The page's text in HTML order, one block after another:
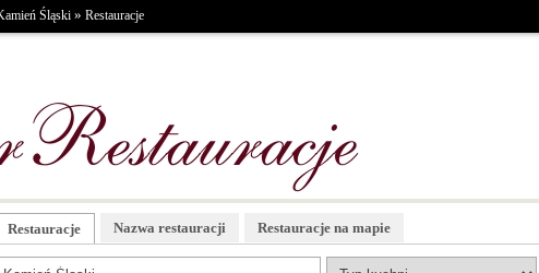
Śląski » Restauracje
Restauracje Nazwa restauracji Restauracje na mapie